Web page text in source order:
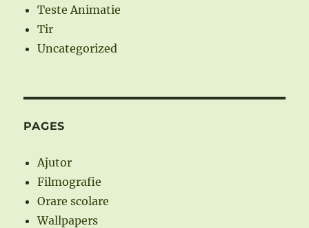
Teste Animatie
Tir
Uncategorized
PAGES
Ajutor
Filmografie
Orare scolare
Wallpapers